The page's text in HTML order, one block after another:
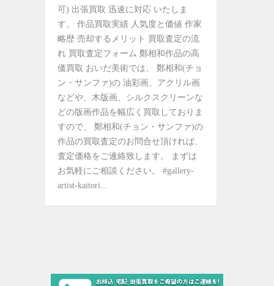
可) 出張買取 迅速に対応 いたしま
す。 作品買取実績 人気度と価値 作家
略歴 売却するメリット 買取査定の流
れ 買取査定フォーム 鄭相和作品の高
価買取 おいだ美術では、 鄭相和(チョ
ン・サンファ)の 油彩画、アクリル画
などや、木版画、シルクスクリーンな
どの版画作品を幅広く買取しておりま
すので、 鄭相和(チョン・サンファ)の
作品の買取査定のお問合せ頂ければ、
査定価格をご連絡致します。 まずは
お気軽にご相談ください。 #gallery-
artist-kaitori...